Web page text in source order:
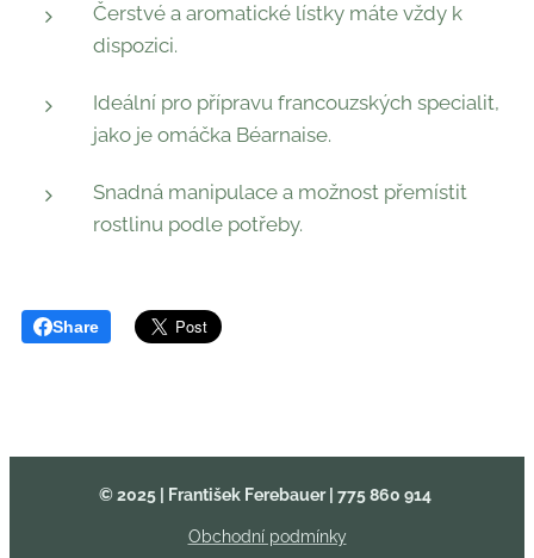
Čerstvé a aromatické lístky máte vždy k
dispozici.
Ideální pro přípravu francouzských specialit,
jako je omáčka Béarnaise.
Snadná manipulace a možnost přemístit
rostlinu podle potřeby.
Share
© 2025 | František Ferebauer | 775 860 914
Obchodní podmínky